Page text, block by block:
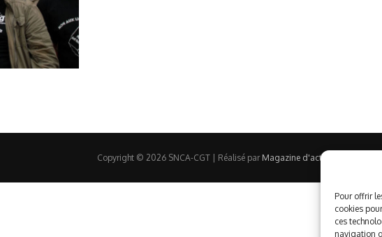
Pour offrir
cookies
ces
navigation
Copyright © 2026 SNCA-CGT | Réalisé par Magazine d'actualités X